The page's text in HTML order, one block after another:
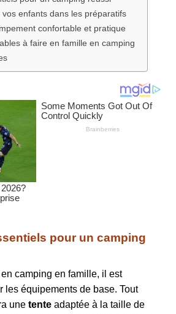
enfants dans les préparatifs
confortable et pratique
à faire en famille en camping
pour un camping
camping en famille, il est
les équipements de base. Tout
une tente adaptée à la taille de